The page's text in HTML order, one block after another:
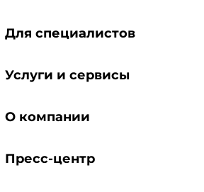
Для специалистов
Услуги и сервисы
О компании
Пресс-центр